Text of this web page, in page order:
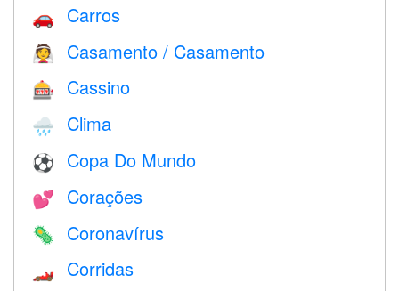
🚗 Carros
👰 Casamento / Casamento
🎰 Cassino
🌧 Clima
⚽ Copa Do Mundo
💕 Corações
🦠 Coronavírus
🏎 Corridas